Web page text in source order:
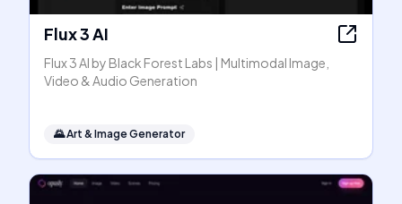
Flux 3 AI
Flux 3 AI by Black Forest Labs | Multimodal Image,
Video & Audio Generation
🌄Art & Image Generator